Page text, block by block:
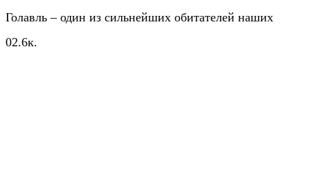
Голавль – один из сильнейших обитателей наших
02.6к.